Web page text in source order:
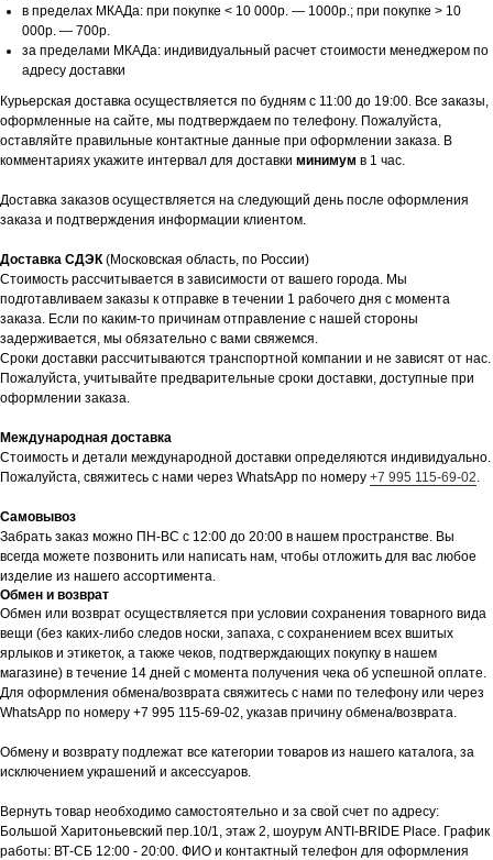
в пределах МКАДа: при покупке < 10 000р. — 1000р.; при покупке > 10
000р. — 700р.
за пределами МКАДа: индивидуальный расчет стоимости менеджером по
адресу доставки
Курьерская доставка осуществляется по будням с 11:00 до 19:00. Все заказы,
оформленные на сайте, мы подтверждаем по телефону. Пожалуйста,
оставляйте правильные контактные данные при оформлении заказа. В
комментариях укажите интервал для доставки минимум в 1 час.
Доставка заказов осуществляется на следующий день после оформления
заказа и подтверждения информации клиентом.
Доставка СДЭК (Московская область, по России)
Стоимость рассчитывается в зависимости от вашего города. Мы
подготавливаем заказы к отправке в течении 1 рабочего дня с момента
заказа. Если по каким-то причинам отправление с нашей стороны
задерживается, мы обязательно с вами свяжемся.
Сроки доставки рассчитываются транспортной компании и не зависят от нас.
Пожалуйста, учитывайте предварительные сроки доставки, доступные при
оформлении заказа.
Международная доставка
Стоимость и детали международной доставки определяются индивидуально.
Пожалуйста, свяжитесь с нами через WhatsApp по номеру +7 995 115-69-02
Самовывоз
Забрать заказ можно ПН-ВС с 12:00 до 20:00 в нашем пространстве. Вы
всегда можете позвонить или написать нам, чтобы отложить для вас любое
изделие из нашего ассортимента.
Обмен и возврат
Обмен или возврат осуществляется при условии сохранения товарного вида
вещи (без каких-либо следов носки, запаха, с сохранением всех вшитых
ярлыков и этикеток, а также чеков, подтверждающих покупку в нашем
магазине) в течение 14 дней с момента получения чека об успешной оплате.
Для оформления обмена/возврата свяжитесь с нами по телефону или через
WhatsApp по номеру +7 995 115-69-02, указав причину обмена/возврата.
Обмену и возврату подлежат все категории товаров из нашего каталога, за
исключением украшений и аксессуаров.
Вернуть товар необходимо самостоятельно и за свой счет по адресу:
Большой Харитоньевский пер.10/1, этаж 2, шоурум ANTI-BRIDE Place. График
работы: ВТ-СБ 12:00 - 20:00. ФИО и контактный телефон для оформления